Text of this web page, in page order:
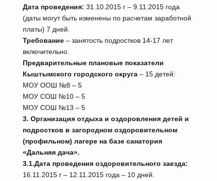
Дата проведения: 31.10.2015 г – 9.11.2015 года
(даты могут быть изменены по расчетам заработной
платы) 7 дней.
Требование– занятость подростков 14-17 лет
включительно.
Предварительные плановые показатели
Кыштымского городского округа– 15 детей:
МОУ ООШ №8 – 5
МОУ СОШ №10 – 5
МОУ СОШ №13 – 5
3. Организация отдыха и оздоровления детей и
подростков в загородном оздоровительном
(профильном) лагере на базе санатория
«Дальняя дача».
3.1.Дата проведения оздоровительного заезда:
16.11.2015 г – 12.11.2015 года – 10 дней.